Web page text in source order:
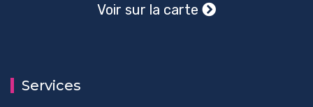
Voir sur la carte
Services